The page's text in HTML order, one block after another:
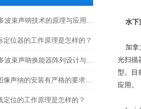
定位器的工作原理是怎样的？
定位的工作原理是怎样的？
水下
加拿
光扫描
型。目
应用。